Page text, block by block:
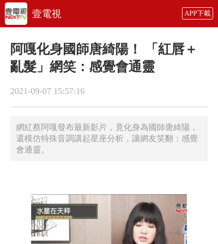
壹電視 APP下載
阿嘎化身國師唐綺陽！ 「紅唇＋
亂髮」網笑：感覺會通靈
2021-09-07 15:57:16
網紅蔡阿嘎發布最新影片，竟化身為國師唐綺陽，
還模仿特殊音調講起星座分析，讓網友笑翻：感覺
會通靈。